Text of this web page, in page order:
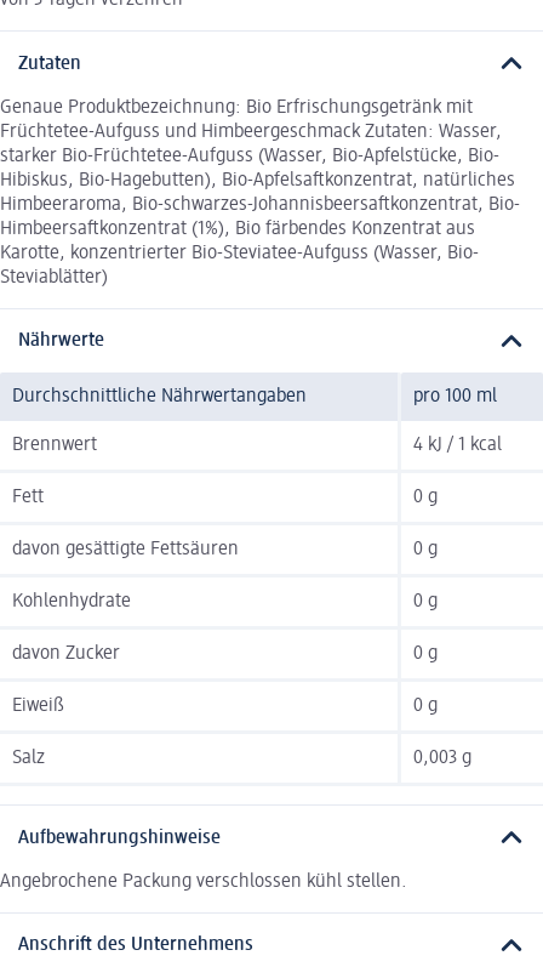
Zutaten
Genaue Produktbezeichnung: Bio Erfrischungsgetränk mit
Früchtetee-Aufguss und Himbeergeschmack Zutaten: Wasser,
starker Bio-Früchtetee-Aufguss (Wasser, Bio-Apfelstücke, Bio-
Hibiskus, Bio-Hagebutten), Bio-Apfelsaftkonzentrat, natürliches
Himbeeraroma, Bio-schwarzes-Johannisbeersaftkonzentrat, Bio-
Himbeersaftkonzentrat (1%), Bio färbendes Konzentrat aus
Karotte, konzentrierter Bio-Steviatee-Aufguss (Wasser, Bio-
Steviablätter)
Nährwerte
Durchschnittliche Nährwertangaben pro 100 ml
Brennwert 4 kJ / 1 kcal
Fett 0 g
davon gesättigte Fettsäuren 0 g
Kohlenhydrate 0 g
davon Zucker 0 g
Eiweiß 0 g
Salz 0,003 g
Aufbewahrungshinweise
Angebrochene Packung verschlossen kühl stellen.
Anschrift des Unternehmens